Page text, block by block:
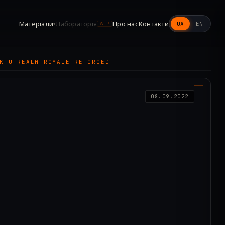
Матеріали▾Лабораторія WIP Про насКонтакти UA EN
REALM-ROYALE-REFORGED
08.09.2022